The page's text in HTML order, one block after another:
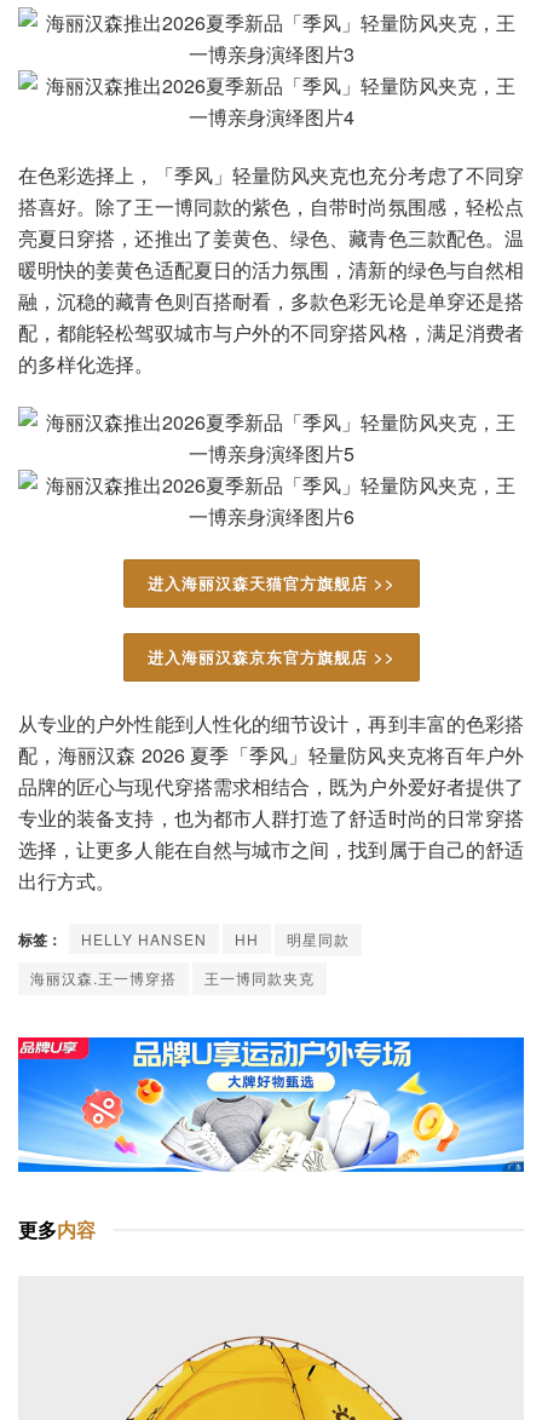
在色彩选择上，「季风」轻量防风夹克也充分考虑了不同穿
搭喜好。除了王一博同款的紫色，自带时尚氛围感，轻松点
亮夏日穿搭，还推出了姜黄色、绿色、藏青色三款配色。温
暖明快的姜黄色适配夏日的活力氛围，清新的绿色与自然相
融，沉稳的藏青色则百搭耐看，多款色彩无论是单穿还是搭
配，都能轻松驾驭城市与户外的不同穿搭风格，满足消费者
的多样化选择。
进入海丽汉森天猫官方旗舰店 >>
进入海丽汉森京东官方旗舰店 >>
从专业的户外性能到人性化的细节设计，再到丰富的色彩搭
配，海丽汉森 2026 夏季「季风」轻量防风夹克将百年户外
品牌的匠心与现代穿搭需求相结合，既为户外爱好者提供了
专业的装备支持，也为都市人群打造了舒适时尚的日常穿搭
选择，让更多人能在自然与城市之间，找到属于自己的舒适
出行方式。
标签： HELLY HANSEN HH
明星同款
海丽汉森.王一博穿搭
王一博同款夹克
更多内容